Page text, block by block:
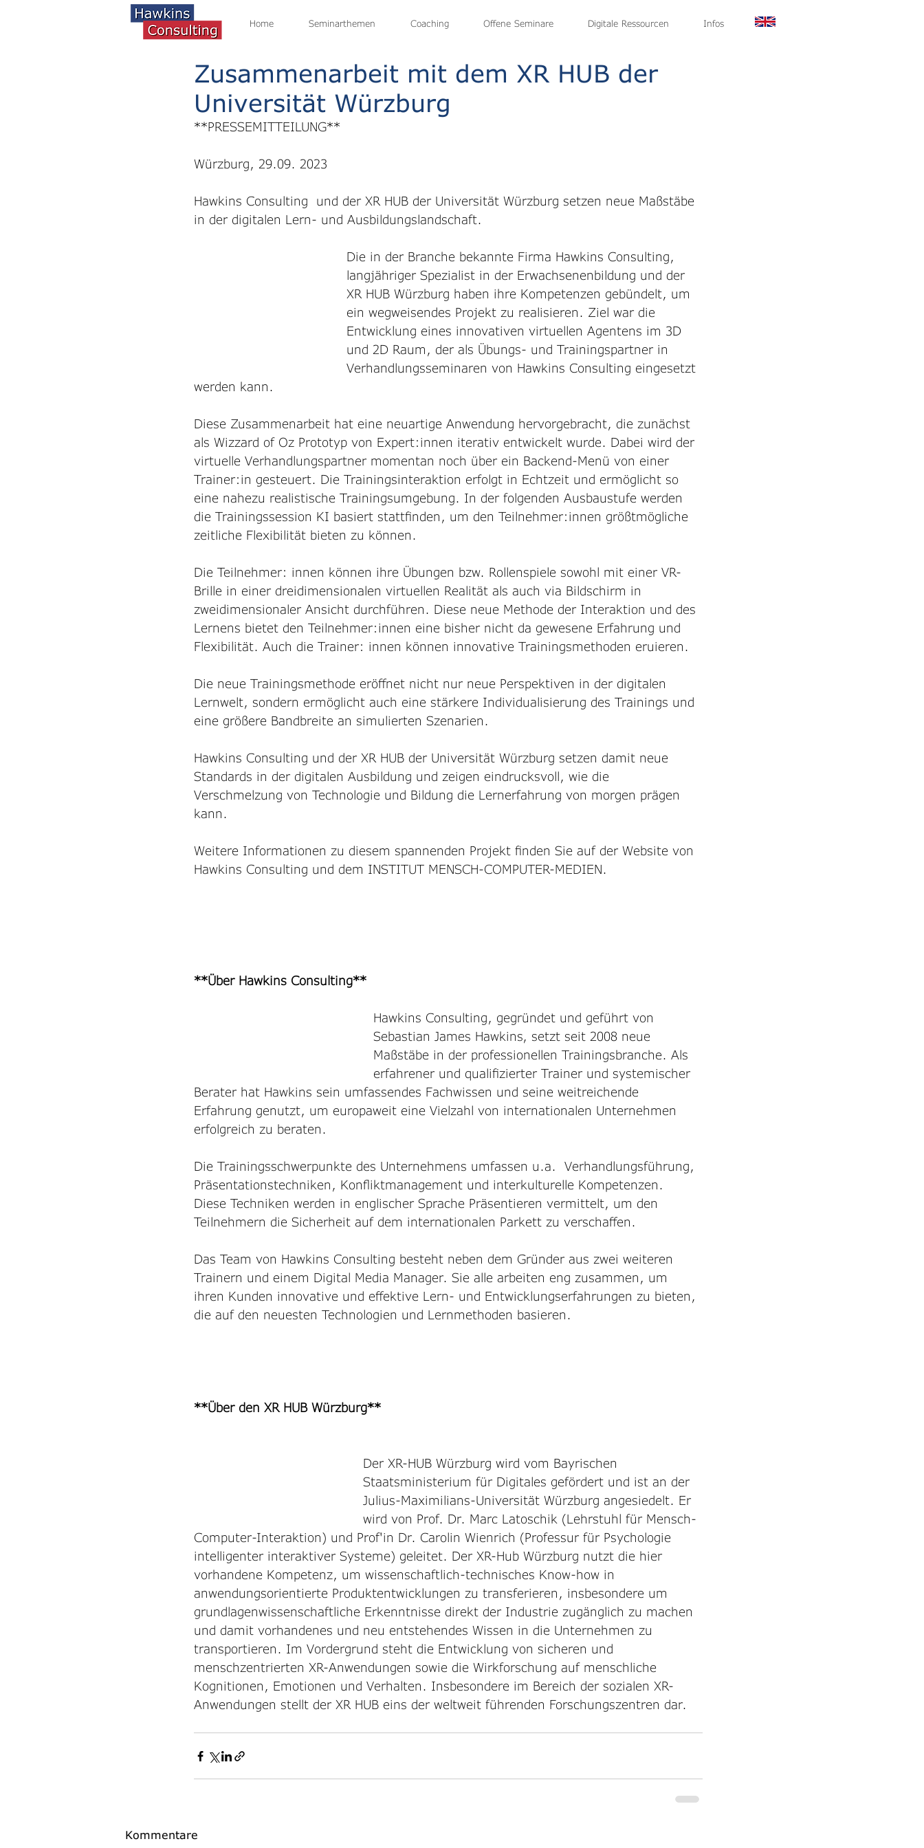
Home Seminarthemen Coaching Offene Seminare Digitale Ressourcen Infos
Home Seminarangebot Seminartermine WebCoaching Über uns News Kontakt
Zusammenarbeit mit dem XR HUB der
Universität Würzburg
**PRESSEMITTEILUNG**
Würzburg, 29.09. 2023
Hawkins Consulting  und der XR HUB der Universität Würzburg setzen neue Maßstäbe
in der digitalen Lern- und Ausbildungslandschaft.
Die in der Branche bekannte Firma Hawkins Consulting,
langjähriger Spezialist in der Erwachsenenbildung und der
XR HUB Würzburg haben ihre Kompetenzen gebündelt, um
ein wegweisendes Projekt zu realisieren. Ziel war die
Entwicklung eines innovativen virtuellen Agentens im 3D
und 2D Raum, der als Übungs- und Trainingspartner in
Verhandlungsseminaren von Hawkins Consulting eingesetzt
werden kann.
Diese Zusammenarbeit hat eine neuartige Anwendung hervorgebracht, die zunächst
als Wizzard of Oz Prototyp von Expert:innen iterativ entwickelt wurde. Dabei wird der
virtuelle Verhandlungspartner momentan noch über ein Backend-Menü von einer
Trainer:in gesteuert. Die Trainingsinteraktion erfolgt in Echtzeit und ermöglicht so
eine nahezu realistische Trainingsumgebung. In der folgenden Ausbaustufe werden
die Trainingssession KI basiert stattfinden, um den Teilnehmer:innen größtmögliche
zeitliche Flexibilität bieten zu können.
Die Teilnehmer: innen können ihre Übungen bzw. Rollenspiele sowohl mit einer VR-
Brille in einer dreidimensionalen virtuellen Realität als auch via Bildschirm in
zweidimensionaler Ansicht durchführen. Diese neue Methode der Interaktion und des
Lernens bietet den Teilnehmer:innen eine bisher nicht da gewesene Erfahrung und
Flexibilität. Auch die Trainer: innen können innovative Trainingsmethoden eruieren.
Die neue Trainingsmethode eröffnet nicht nur neue Perspektiven in der digitalen
Lernwelt, sondern ermöglicht auch eine stärkere Individualisierung des Trainings und
eine größere Bandbreite an simulierten Szenarien.
Hawkins Consulting und der XR HUB der Universität Würzburg setzen damit neue
Standards in der digitalen Ausbildung und zeigen eindrucksvoll, wie die
Verschmelzung von Technologie und Bildung die Lernerfahrung von morgen prägen
kann.
Weitere Informationen zu diesem spannenden Projekt finden Sie auf der Website von
Hawkins Consulting und dem INSTITUT MENSCH-COMPUTER-MEDIEN.
**Über Hawkins Consulting**
Hawkins Consulting, gegründet und geführt von
Sebastian James Hawkins, setzt seit 2008 neue
Maßstäbe in der professionellen Trainingsbranche. Als
erfahrener und qualifizierter Trainer und systemischer
Berater hat Hawkins sein umfassendes Fachwissen und seine weitreichende
Erfahrung genutzt, um europaweit eine Vielzahl von internationalen Unternehmen
erfolgreich zu beraten.
Die Trainingsschwerpunkte des Unternehmens umfassen u.a.  Verhandlungsführung,
Präsentationstechniken, Konfliktmanagement und interkulturelle Kompetenzen.
Diese Techniken werden in englischer Sprache Präsentieren vermittelt, um den
Teilnehmern die Sicherheit auf dem internationalen Parkett zu verschaffen.
Das Team von Hawkins Consulting besteht neben dem Gründer aus zwei weiteren
Trainern und einem Digital Media Manager. Sie alle arbeiten eng zusammen, um
ihren Kunden innovative und effektive Lern- und Entwicklungserfahrungen zu bieten,
die auf den neuesten Technologien und Lernmethoden basieren.
**Über den XR HUB Würzburg**
Der XR-HUB Würzburg wird vom Bayrischen
Staatsministerium für Digitales gefördert und ist an der
Julius-Maximilians-Universität Würzburg angesiedelt. Er
wird von Prof. Dr. Marc Latoschik (Lehrstuhl für Mensch-
Computer-Interaktion) und Prof'in Dr. Carolin Wienrich (Professur für Psychologie
intelligenter interaktiver Systeme) geleitet. Der XR-Hub Würzburg nutzt die hier
vorhandene Kompetenz, um wissenschaftlich-technisches Know-how in
anwendungsorientierte Produktentwicklungen zu transferieren, insbesondere um
grundlagenwissenschaftliche Erkenntnisse direkt der Industrie zugänglich zu machen
und damit vorhandenes und neu entstehendes Wissen in die Unternehmen zu
transportieren. Im Vordergrund steht die Entwicklung von sicheren und
menschzentrierten XR-Anwendungen sowie die Wirkforschung auf menschliche
Kognitionen, Emotionen und Verhalten. Insbesondere im Bereich der sozialen XR-
Anwendungen stellt der XR HUB eins der weltweit führenden Forschungszentren dar.
Kommentare